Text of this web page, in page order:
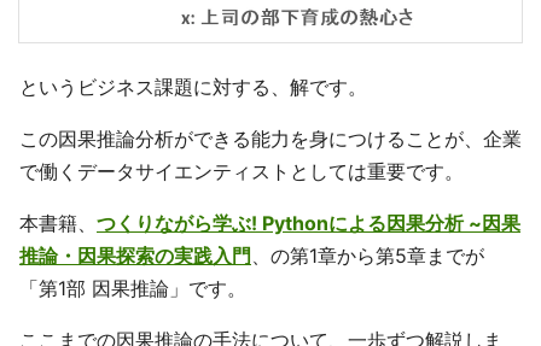
というビジネス課題に対する、解です。
この因果推論分析ができる能力を身につけることが、企業
で働くデータサイエンティストとしては重要です。
本書籍、 つくりながら学ぶ! Pythonによる因果分析 ~因果
推論・因果探索の実践入門 、の第1章から第5章までが
「第1部 因果推論」です。
ここまでの因果推論の手法について、一歩ずつ解説しま